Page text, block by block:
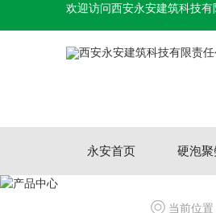
欢迎访问西安永安建筑科技有
永安首页 硬泡
当前位置